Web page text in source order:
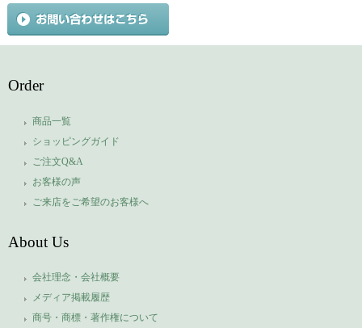
Order
商品一覧
ショッピングガイド
ご注文Q&A
お客様の声
ご来店をご希望のお客様へ
About Us
会社理念・会社概要
メディア掲載履歴
商号・商標・著作権について